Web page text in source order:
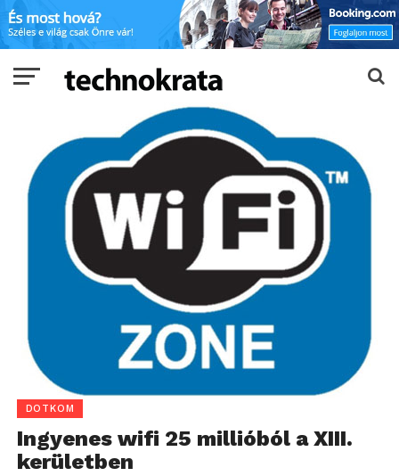
DOTKOM
Ingyenes wifi 25 millióból a XIII.
kerületben